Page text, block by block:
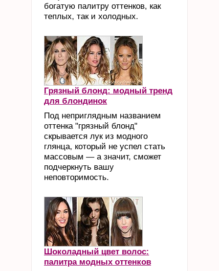
богатую палитру оттенков, как
теплых, так и холодных.
Грязный блонд: модный тренд
для блондинок
Под неприглядным названием
оттенка "грязный блонд"
скрывается лук из модного
глянца, который не успел стать
массовым — а значит, сможет
подчеркнуть вашу
неповторимость.
Шоколадный цвет волос:
палитра модных оттенков